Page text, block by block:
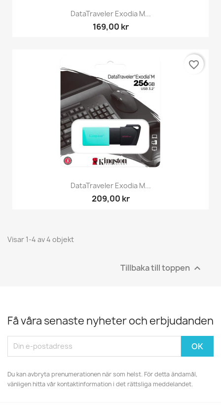
DataTraveler Exodia M...
169,00 kr
DataTraveler Exodia M...
209,00 kr
favorite_border
Visar 1-4 av 4 objekt
Tillbaka till toppen 
Få våra senaste nyheter och erbjudanden
Du kan avbryta prenumerationen när som helst. För detta ändamål,
vänligen hitta vår kontaktinformation i det rättsliga meddelandet.